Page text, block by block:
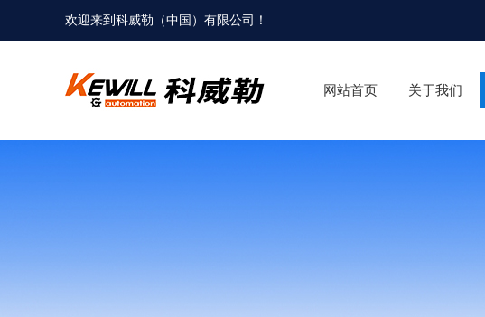
欢迎来到科威勒（中国）有限公司！
网站首页 关于我们